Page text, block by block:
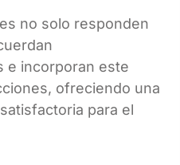
no solo responden
e incorporan este
ofreciendo una
para el